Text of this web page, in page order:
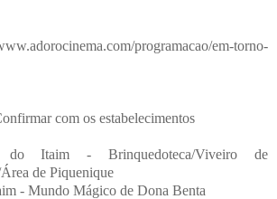
programacao/em-torno-
com os estabelecimentos
Itaim - Brinquedoteca/Viveiro de
de Piquenique
- Mundo Mágico de Dona Benta